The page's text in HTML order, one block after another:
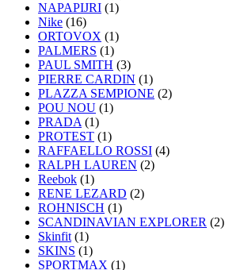
NAPAPIJRI (1)
Nike (16)
ORTOVOX (1)
PALMERS (1)
PAUL SMITH (3)
PIERRE CARDIN (1)
PLAZZA SEMPIONE (2)
POU NOU (1)
PRADA (1)
PROTEST (1)
RAFFAELLO ROSSI (4)
RALPH LAUREN (2)
Reebok (1)
RENE LEZARD (2)
ROHNISCH (1)
SCANDINAVIAN EXPLORER (2)
Skinfit (1)
SKINS (1)
SPORTMAX (1)